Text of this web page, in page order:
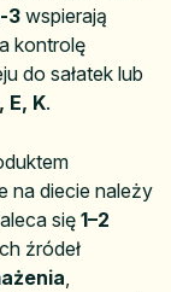
3 wspierają
kontrolę
do sałatek lub
E, K.
na diecie należy
się 1–2
źródeł